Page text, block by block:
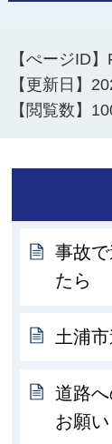
【ぺージID】
【更新日】
【閲覧数】
事故
たら
土浦
道路
お願い